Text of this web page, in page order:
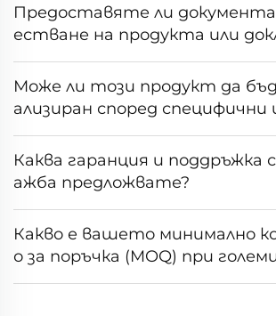
Предоставяте ли
естване на продукта или
еговата производителност?
Може ли този продукт да
ализиран според специфични
ия на пазара или клиента?
Каква гаранция и поддръжка
ажба предложвате?
Какво е вашето минимално
о за поръчка (MOQ) при
и?